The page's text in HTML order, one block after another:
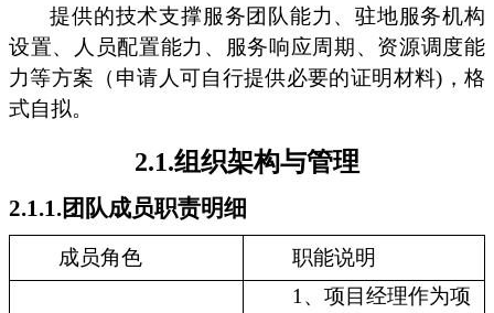
提供的技术支撑服务团队能力、驻地服务机构
设置、人员配置能力、服务响应周期、资源调度能
力等方案（申请人可自行提供必要的证明材料)，格
式自拟。
2.1.组织架构与管理
2.1.1.团队成员职责明细
成员角色 职能说明
1、项目经理作为项